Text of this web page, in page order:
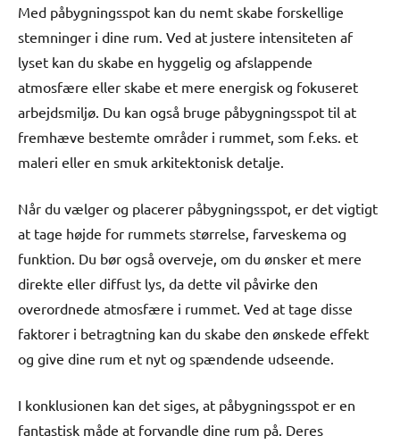
Med påbygningsspot kan du nemt skabe forskellige
stemninger i dine rum. Ved at justere intensiteten af
lyset kan du skabe en hyggelig og afslappende
atmosfære eller skabe et mere energisk og fokuseret
arbejdsmiljø. Du kan også bruge påbygningsspot til at
fremhæve bestemte områder i rummet, som f.eks. et
maleri eller en smuk arkitektonisk detalje.
Når du vælger og placerer påbygningsspot, er det vigtigt
at tage højde for rummets størrelse, farveskema og
funktion. Du bør også overveje, om du ønsker et mere
direkte eller diffust lys, da dette vil påvirke den
overordnede atmosfære i rummet. Ved at tage disse
faktorer i betragtning kan du skabe den ønskede effekt
og give dine rum et nyt og spændende udseende.
I konklusionen kan det siges, at påbygningsspot er en
fantastisk måde at forvandle dine rum på. Deres